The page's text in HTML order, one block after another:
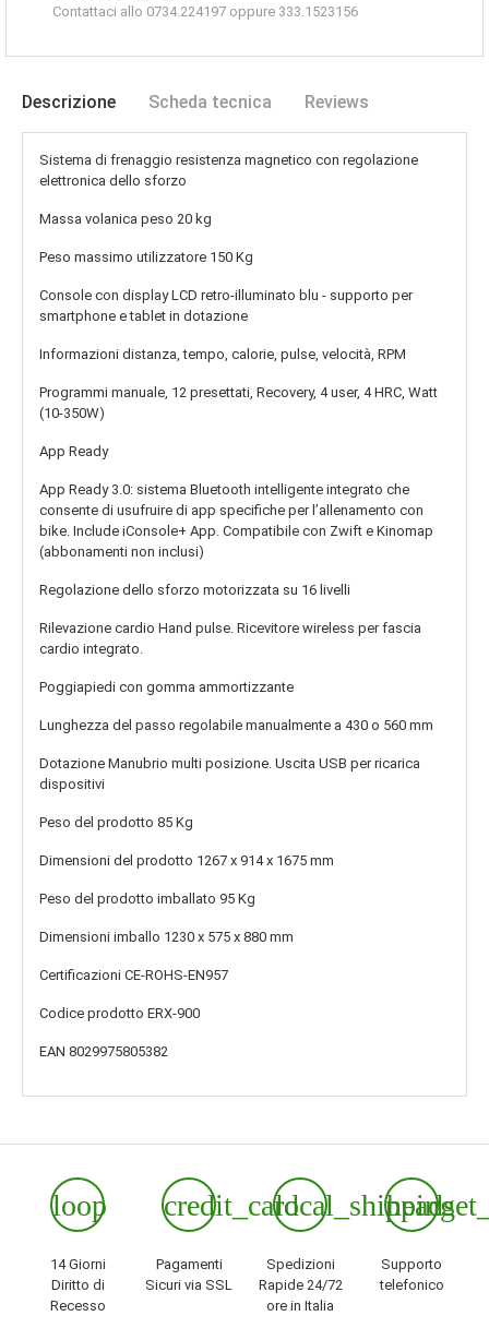
Contattaci allo 0734.224197 oppure 333.1523156
Descrizione Scheda tecnica Reviews
Sistema di frenaggio resistenza magnetico con regolazione
elettronica dello sforzo
Massa volanica peso 20 kg
Peso massimo utilizzatore 150 Kg
Console con display LCD retro-illuminato blu - supporto per
smartphone e tablet in dotazione
Informazioni distanza, tempo, calorie, pulse, velocità, RPM
Programmi manuale, 12 presettati, Recovery, 4 user, 4 HRC, Watt
(10-350W)
App Ready
App Ready 3.0: sistema Bluetooth intelligente integrato che
consente di usufruire di app specifiche per l’allenamento con
bike. Include iConsole+ App. Compatibile con Zwift e Kinomap
(abbonamenti non inclusi)
Regolazione dello sforzo motorizzata su 16 livelli
Rilevazione cardio Hand pulse. Ricevitore wireless per fascia
cardio integrato.
Poggiapiedi con gomma ammortizzante
Lunghezza del passo regolabile manualmente a 430 o 560 mm
Dotazione Manubrio multi posizione. Uscita USB per ricarica
dispositivi
Peso del prodotto 85 Kg
Dimensioni del prodotto 1267 x 914 x 1675 mm
Peso del prodotto imballato 95 Kg
Dimensioni imballo 1230 x 575 x 880 mm
Certificazioni CE-ROHS-EN957
Codice prodotto ERX-900
EAN 8029975805382
loop
14 Giorni
Diritto di
Recesso
credit_card
Pagamenti
Sicuri via SSL
local_shipping
Spedizioni
Rapide 24/72
ore in Italia
Supporto
telefonico